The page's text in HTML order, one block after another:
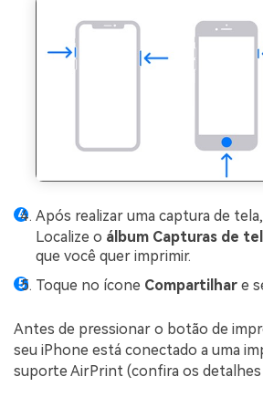
Após realizar uma captura de
Localize o álbum Capturas de
que você quer imprimir.
Toque no ícone Compartilhar e
Antes de pressionar o botão de
seu iPhone está conectado a uma
suporte AirPrint (confira os detalhes